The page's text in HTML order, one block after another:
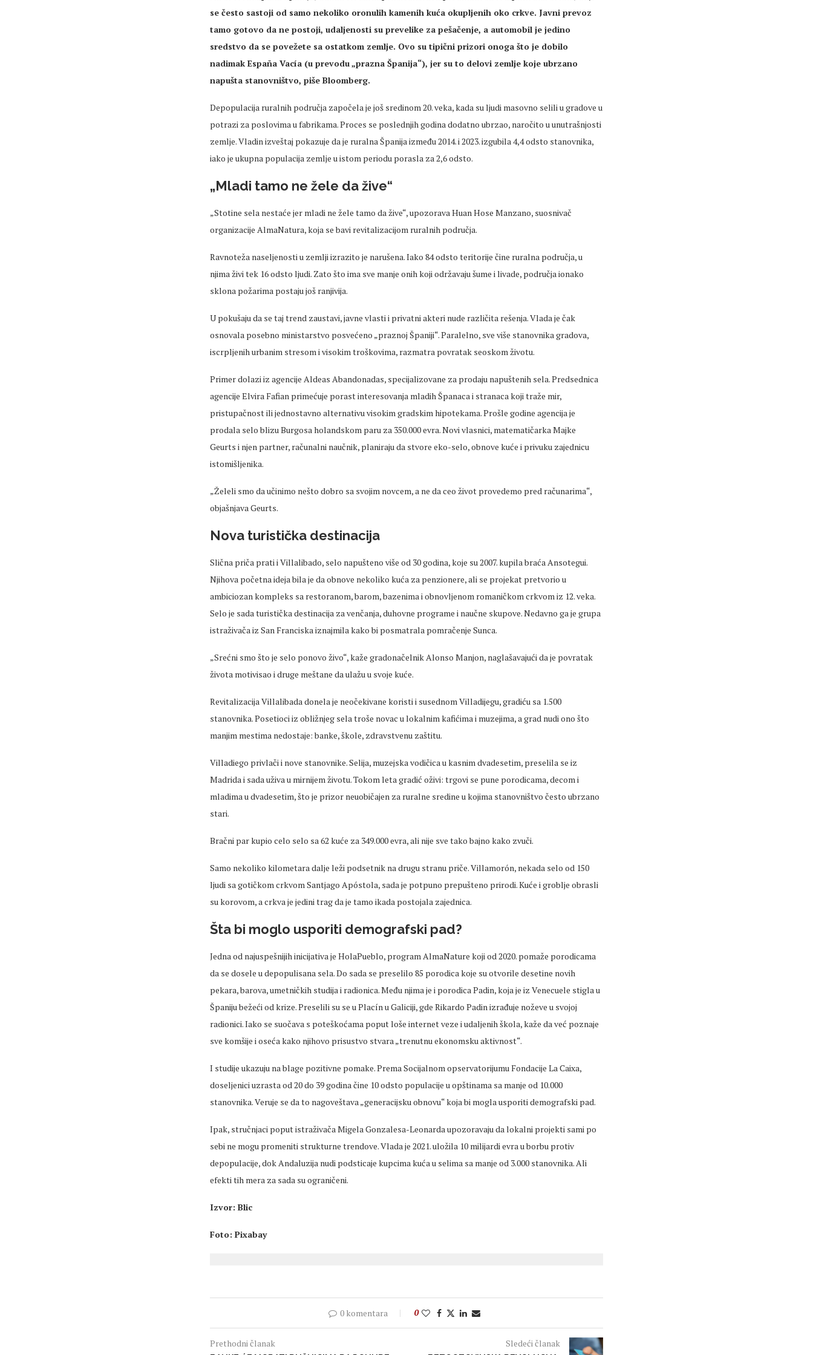
se često sastoji od samo nekoliko oronulih kamenih kuća okupljenih oko crkve. Javni prevoz
tamo gotovo da ne postoji, udaljenosti su prevelike za pešačenje, a automobil je jedino
sredstvo da se povežete sa ostatkom zemlje. Ovo su tipični prizori onoga što je dobilo
nadimak España Vacía (u prevodu„prazna Španija“), jer su to delovi zemlje koje ubrzano
napušta stanovništvo, piše Bloomberg.
Depopulacija ruralnih područja započela je još sredinom 20.veka, kada suljudi masovno selili u gradove u
potrazi za poslovima u fabrikama. Proces se poslednjihgodina dodatno ubrzao, naročito u unutrašnjosti
zemlje. Vladin izveštaj pokazuje da je ruralna Španija između 2014. i 2023. izgubila 4,4 odsto stanovnika,
iako je ukupna populacija zemlje u istom periodu porasla za 2,6 odsto.
„Mladi tamo ne žele da žive“
„Stotine sela nestaće jer mladi ne žele tamo da žive“, upozorava Huan Hose Manzano, suosnivač
organizacije AlmaNatura, koja se bavi revitalizacijom ruralnih područja.
Ravnoteža naseljenosti u zemlji izrazito je narušena. Iako 84 odsto teritorije čine ruralna područja, u
njima živi tek 16 odsto ljudi. Zato što ima sve manje onih koji održavaju šume i livade, područja ionako
sklona požarima postaju još ranjivija.
U pokušaju da se taj trend zaustavi, javne vlasti i privatni akteri nude različita rešenja. Vlada je čak
osnovala posebno ministarstvo posvećeno „praznoj Španiji“. Paralelno, sve više stanovnika gradova,
iscrpljenih urbanim stresom i visokim troškovima, razmatra povratak seoskom životu.
Primer dolazi iz agencije Aldeas Abandonadas, specijalizovane za prodaju napuštenih sela.Predsednica
agencije ElviraFafian primećuje porast interesovanja mladih Španaca i stranaca koji traže mir,
pristupačnost ili jednostavno alternativu visokim gradskim hipotekama. Prošle godine agencija je
prodala selo blizuBurgosaholandskom paru za 350.000 evra. Novi vlasnici, matematičarkaMajke
Geurts i njen partner, računalni naučnik, planiraju da stvore eko-selo, obnove kuće i privuku zajednicu
istomišljenika.
„Želeli smo da učinimo nešto dobro sa svojim novcem, a ne daceo život provedemo pred računarima“,
objašnjavaGeurts.
Nova turistička destinacija
Slična priča prati iVillalibado, selo napušteno više od 30 godina, koje su 2007. kupila braćaAnsotegui.
Njihova početna ideja bila je da obnove nekoliko kuća za penzionere, ali se projekat pretvorio u
ambiciozan kompleks sa restoranom, barom, bazenima i obnovljenom romaničkom crkvom iz 12.veka.
Selo je sada turistička destinacija zavenčanja, duhovne programe i naučne skupove. Nedavno ga je grupa
istraživača iz San Franciska iznajmila kako bi posmatrala pomračenje Sunca.
„Srećni smo što je selo ponovo živo“, kaže gradonačelnik Alonso Manjon, naglašavajući da je povratak
života motivisao i druge meštane da ulažu u svoje kuće.
RevitalizacijaVillalibadadonelaje neočekivane koristi i susednomVilladijegu, gradiću sa 1.500
stanovnika.Posetiociiz obližnjeg sela troše novac u lokalnim kafićima i muzejima, a grad nudi ono što
manjim mestima nedostaje: banke, škole, zdravstvenu zaštitu.
Villadiego privlači i nove stanovnike.Selija, muzejskavodičicau kasnim dvadesetim, preselila se iz
Madrida i sada uživa u mirnijem životu. Tokom leta gradić oživi: trgovi se pune porodicama, decom i
mladima u dvadesetim, što je prizor neuobičajen za ruralne sredine u kojima stanovništvo često ubrzano
stari.
Bračni par kupio celo selo sa 62 kuće za 349.000 evra, ali nije sve tako bajno kako zvuči.
Samo nekoliko kilometara dalje leži podsetnik na drugu stranu priče.Villamorón, nekada selo od 150
ljudi sa gotičkom crkvom Santjago Apóstola, sada je potpuno prepušteno prirodi. Kuće i groblje obrasli
su korovom, a crkva je jedini trag da je tamo ikada postojala zajednica.
Šta bi moglo usporiti demografski pad?
Jedna od najuspešnijihinicijativa je HolaPueblo, programAlmaNature koji od 2020. pomaže porodicama
da se dosele udepopulisana sela. Do sada se preselilo 85 porodica koje su otvorile desetine novih
pekara, barova,umetničkih studija i radionica. Među njima je i porodicaPadin, koja je iz Venecuele stigla u
Španijubežećiod krize. Preselili su se uPlacínu Galiciji,gde Rikardo Padinizrađuje noževe u svojoj
radionici. Iako se suočava s poteškoćama poput loše internet veze i udaljenih škola, kaže da već poznaje
sve komšije iosećakako njihovo prisustvo stvara„trenutnu ekonomsku aktivnost“.
I studije ukazuju na blage pozitivne pomake. Prema Socijalnom opservatorijumu Fondacije La Caixa,
doseljenici uzrasta od 20 do 39 godinačine 10 odsto populacije u opštinama sa manje od 10.000
stanovnika.Veruje se da to nagoveštava„generacijsku obnovu“ koja bi mogla usporiti demografski pad.
Ipak, stručnjaci poput istraživača Migela Gonzalesa-Leonarda upozoravaju da lokalni projekti sami po
sebi ne mogu promeniti strukturne trendove. Vlada je 2021. uložila 10 milijardi evra u borbu protiv
depopulacije, dok Andaluzija nudi podsticaje kupcima kuća u selima sa manje od 3.000 stanovnika. Ali
efekti tih mera za sada su ograničeni.
Izvor: Blic
Foto: Pixabay
0 komentara 0
Prethodni članak Sledeći članak